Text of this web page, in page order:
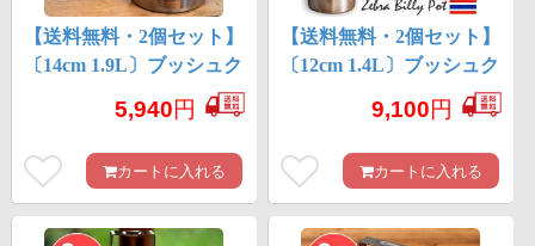
【送料無料・2個セット】
〔14cm 1.9L〕ブッシュク
ラフトの定番 ビリー
缶・ビリーポット リー
ズナブルなニワトリブラ
ンド
5,940円
カートに入れる
【送料無料・2個セット】
〔12cm 1.4L〕ブッシュク
ラフトの定番 ゼブラ社
のビリー缶・ビリーポッ
ト 焚き火とキャンプの
直火調理へ〔ステンレス
SUS304製〕
9,100円
カートに入れる